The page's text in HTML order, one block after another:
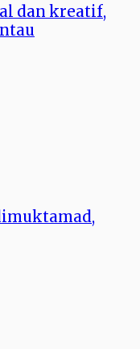
dan kreatif,